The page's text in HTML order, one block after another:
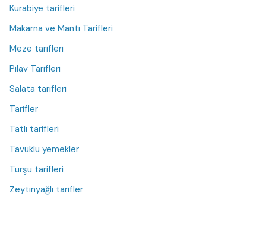
Kurabiye tarifleri
Makarna ve Mantı Tarifleri
Meze tarifleri
Pilav Tarifleri
Salata tarifleri
Tarifler
Tatlı tarifleri
Tavuklu yemekler
Turşu tarifleri
Zeytinyağlı tarifler